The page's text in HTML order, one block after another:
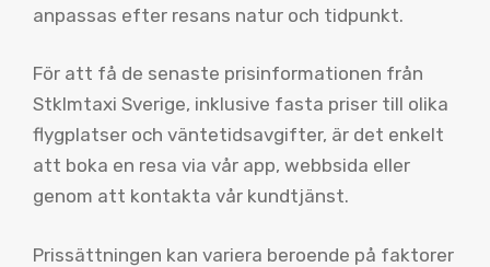
anpassas efter resans natur och tidpunkt.
För att få de senaste prisinformationen från
Stklmtaxi Sverige, inklusive fasta priser till olika
flygplatser och väntetidsavgifter, är det enkelt
att boka en resa via vår app, webbsida eller
genom att kontakta vår kundtjänst.
Prissättningen kan variera beroende på faktorer